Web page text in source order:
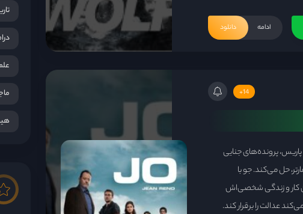
ادامه دانلود
14+
پاریس، پرونده‌های جنایی
حل می‌کند. جو با
کار و زندگی شخصی‌اش
عدالت را برقرار کند.